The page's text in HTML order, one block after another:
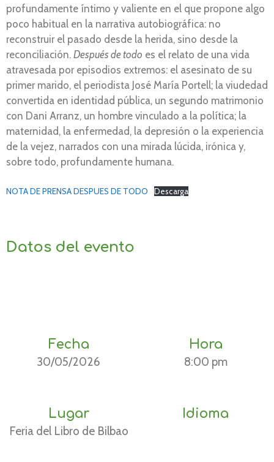
profundamente íntimo y valiente en el que propone algo
poco habitual en la narrativa autobiográfica: no
reconstruir el pasado desde la herida, sino desde la
reconciliación. Después de todo es el relato de una vida
atravesada por episodios extremos: el asesinato de su
primer marido, el periodista José María Portell; la viudedad
convertida en identidad pública, un segundo matrimonio
con Dani Arranz, un hombre vinculado a la política; la
maternidad, la enfermedad, la depresión o la experiencia
de la vejez, narrados con una mirada lúcida, irónica y,
sobre todo, profundamente humana.
NOTA DE PRENSA DESPUES DE TODO Descarga
Datos del evento
Fecha
30/05/2026
Hora
8:00 pm
Lugar
Feria del Libro de Bilbao
Idioma